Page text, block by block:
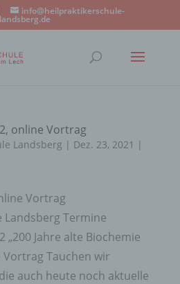
info@heilpraktikerschule-
landsberg.de
online Vortrag
Landsberg | Dez. 23, 2021 |
Vortrag
Termine
„200 Jahre alte Biochemie
Vortrag Tauchen wir
auch heute noch aktuelle